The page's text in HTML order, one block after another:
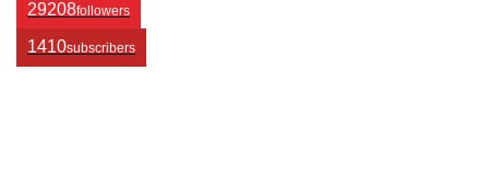
29208followers
1410subscribers